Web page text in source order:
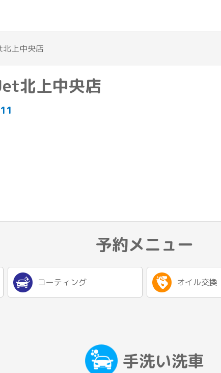
上中央店
北上中央店
予約メニュー
コーティング オイル交換
手洗い洗車